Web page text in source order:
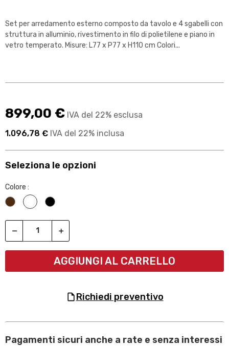
Set per arredamento esterno composto da tavolo e 4 sgabelli con
struttura in alluminio, rivestimento in filo di polietilene e piano in
vetro temperato. Misure: L77 x P77 x H110 cm Colori...
899,00 € IVA del 22% esclusa
1.096,78 € IVA del 22% inclusa
Seleziona le opzioni
Colore :
WengèBiancoNero
AGGIUNGI AL CARRELLO
richiedi preventivo
Pagamenti sicuri anche a rate e senza interessi